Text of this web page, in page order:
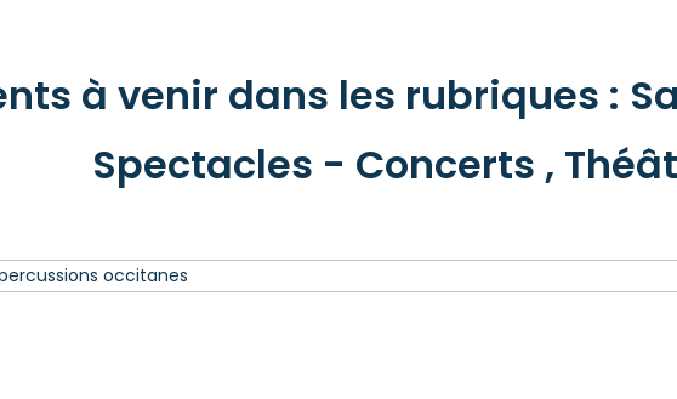
à venir dans les rubriques :
Spectacles - Concerts ,